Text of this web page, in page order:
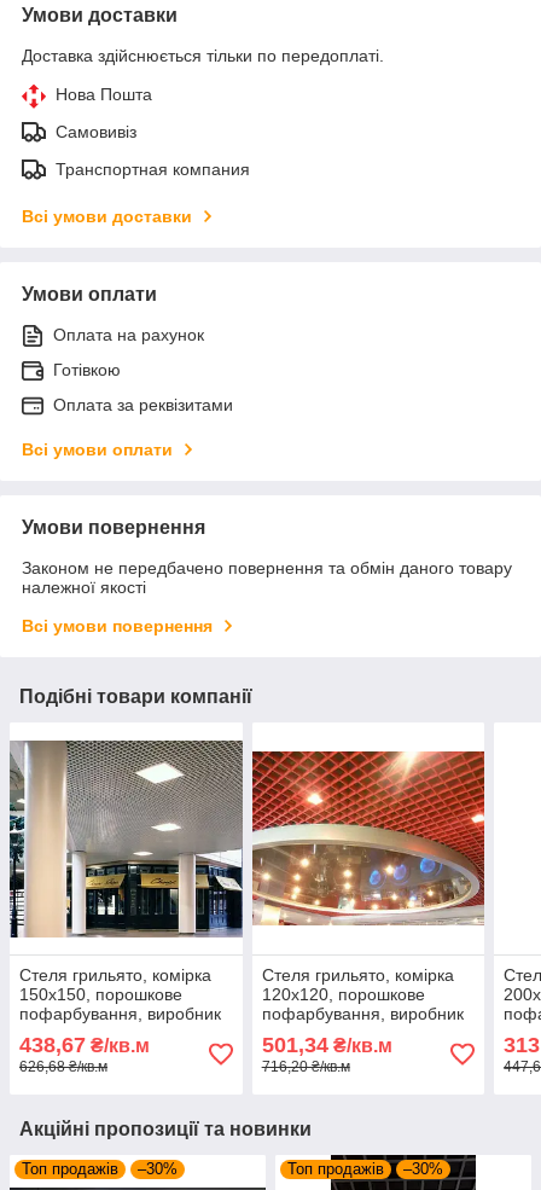
Умови доставки
Доставка здійснюється тільки по передоплаті.
Нова Пошта
Самовивіз
Транспортная компания
Всі умови доставки
Умови оплати
Оплата на рахунок
Готівкою
Оплата за реквізитами
Всі умови оплати
Умови повернення
Законом не передбачено повернення та обмін даного товару
належної якості
Всі умови повернення
Подібні товари компанії
Стеля грильято, комірка
150х150, порошкове
пофарбування, виробник
АМТТ
438,67 ₴/кв.м
626,68 ₴/кв.м
Стеля грильято, комірка
120х120, порошкове
пофарбування, виробник
АМТТ
501,34₴/кв.м
716,20 ₴/кв.м
Акційні пропозиції та новинки
Топ продажів –30% Топ продажів –30%